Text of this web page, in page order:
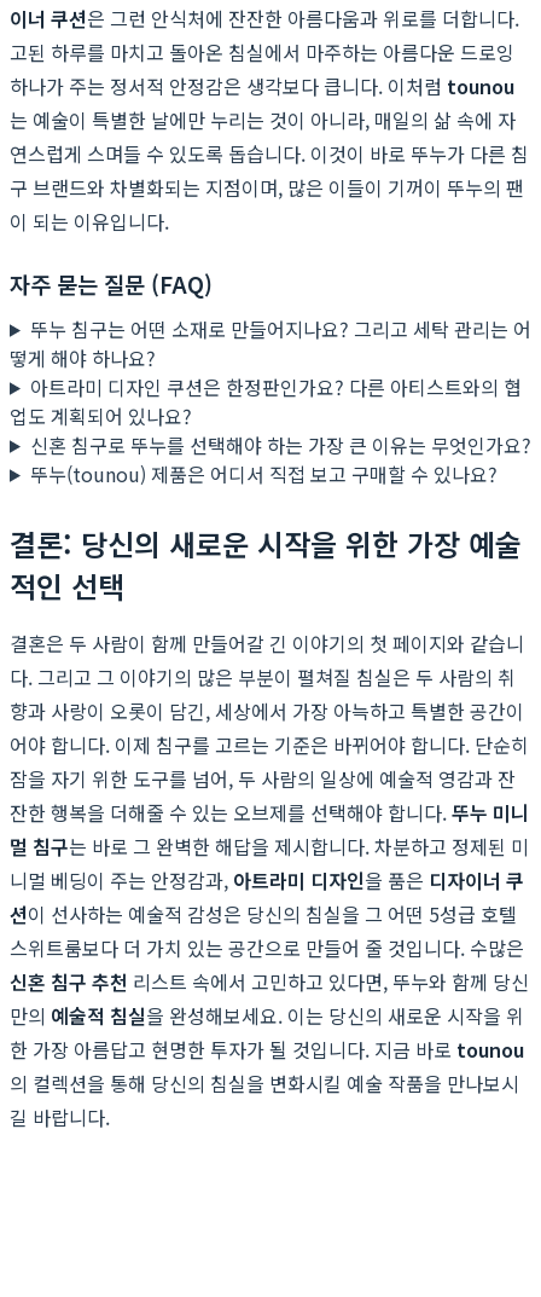
이너 쿠션은 그런 안식처에 잔잔한 아름다움과 위로를 더합니다.
고된 하루를 마치고 돌아온 침실에서 마주하는 아름다운 드로잉
하나가 주는 정서적 안정감은 생각보다 큽니다. 이처럼 tounou
는 예술이 특별한 날에만 누리는 것이 아니라, 매일의 삶 속에 자
연스럽게 스며들 수 있도록 돕습니다. 이것이 바로 뚜누가 다른 침
구 브랜드와 차별화되는 지점이며, 많은 이들이 기꺼이 뚜누의 팬
이 되는 이유입니다.
자주 묻는 질문 (FAQ)
뚜누 침구는 어떤 소재로 만들어지나요? 그리고 세탁 관리는 어
떻게 해야 하나요?
아트라미 디자인 쿠션은 한정판인가요? 다른 아티스트와의 협
업도 계획되어 있나요?
신혼 침구로 뚜누를 선택해야 하는 가장 큰 이유는 무엇인가요?
뚜누(tounou) 제품은 어디서 직접 보고 구매할 수 있나요?
결론: 당신의 새로운 시작을 위한 가장 예술
적인 선택
결혼은 두 사람이 함께 만들어갈 긴 이야기의 첫 페이지와 같습니
다. 그리고 그 이야기의 많은 부분이 펼쳐질 침실은 두 사람의 취
향과 사랑이 오롯이 담긴, 세상에서 가장 아늑하고 특별한 공간이
어야 합니다. 이제 침구를 고르는 기준은 바뀌어야 합니다. 단순히
잠을 자기 위한 도구를 넘어, 두 사람의 일상에 예술적 영감과 잔
잔한 행복을 더해줄 수 있는 오브제를 선택해야 합니다.뚜누 미니
멀 침구는 바로 그 완벽한 해답을 제시합니다. 차분하고 정제된 미
니멀 베딩이 주는 안정감과, 아트라미 디자인을 품은 디자이너 쿠
션이 선사하는 예술적 감성은 당신의 침실을 그 어떤 5성급 호텔
스위트룸보다 더 가치 있는 공간으로 만들어 줄 것입니다. 수많은
신혼 침구 추천 리스트 속에서 고민하고 있다면, 뚜누와 함께 당신
만의 예술적 침실을 완성해보세요. 이는 당신의 새로운 시작을 위
한 가장 아름답고 현명한 투자가 될 것입니다. 지금 바로 tounou
의 컬렉션을 통해 당신의 침실을 변화시킬 예술 작품을 만나보시
길 바랍니다.